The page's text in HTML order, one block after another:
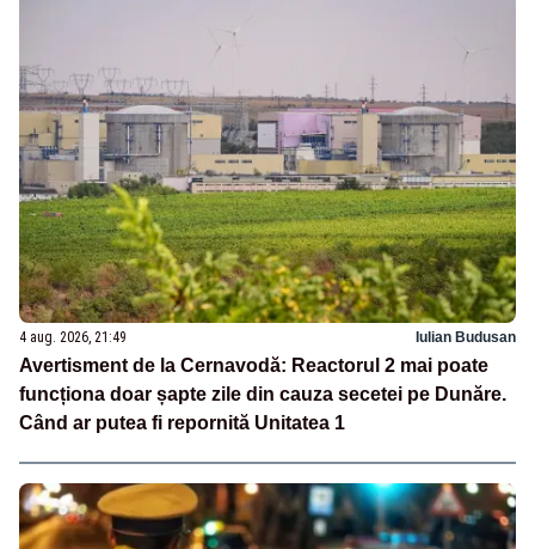
4 aug. 2026, 21:49 Iulian Budusan
Avertisment de la Cernavodă: Reactorul 2 mai poate
funcționa doar șapte zile din cauza secetei pe Dunăre.
Când ar putea fi repornită Unitatea 1